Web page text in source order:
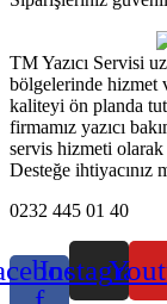
TM Yazıcı Servisi
bölgelerinde hizmet
kaliteyi ön planda
firmamız yazıcı
servis hizmeti
Desteğe ihtiyacınız
0232 445 01 40
Instagram